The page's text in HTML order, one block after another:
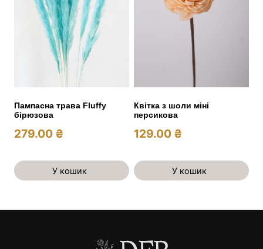
Пампасна трава Fluffy
бірюзова
279.00 ₴
У кошик
Квітка з шоли міні
персикова
129.00 ₴
У кошик